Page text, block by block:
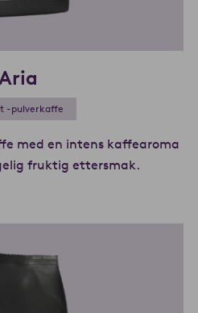
-pulverkaffe
med en intens kaffearoma
fruktig ettersmak.